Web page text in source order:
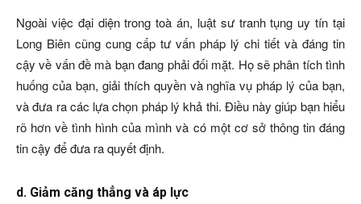
Ngoài việc đại diện trong toà án, luật sư tranh tụng uy tín tại
Long Biên cũng cung cấp tư vấn pháp lý chi tiết và đáng tin
cậy về vấn đề mà bạn đang phải đối mặt. Họ sẽ phân tích tình
huống của bạn, giải thích quyền và nghĩa vụ pháp lý của bạn,
và đưa ra các lựa chọn pháp lý khả thi. Điều này giúp bạn hiểu
rõ hơn về tình hình của mình và có một cơ sở thông tin đáng
tin cậy để đưa ra quyết định.
d. Giảm căng thẳng và áp lực